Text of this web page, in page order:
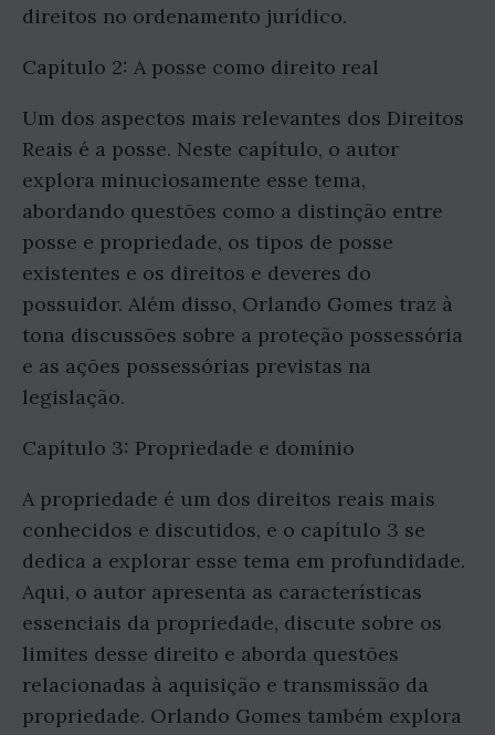
direitos no ordenamento jurídico.
Capítulo 2: A posse como direito real
Um dos aspectos mais relevantes dos Direitos
Reais é a posse. Neste capítulo, o autor
explora minuciosamente esse tema,
abordando questões como a distinção entre
posse e propriedade, os tipos de posse
existentes e os direitos e deveres do
possuidor. Além disso, Orlando Gomes traz à
tona discussões sobre a proteção possessória
e as ações possessórias previstas na
legislação.
Capítulo 3: Propriedade e domínio
A propriedade é um dos direitos reais mais
conhecidos e discutidos, e o capítulo 3 se
dedica a explorar esse tema em profundidade.
Aqui, o autor apresenta as características
essenciais da propriedade, discute sobre os
limites desse direito e aborda questões
relacionadas à aquisição e transmissão da
propriedade. Orlando Gomes também explora